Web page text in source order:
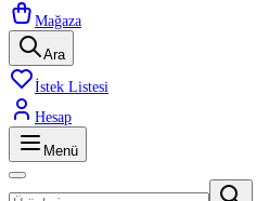
Mağaza
Ara
İstek Listesi
Hesap
Menü